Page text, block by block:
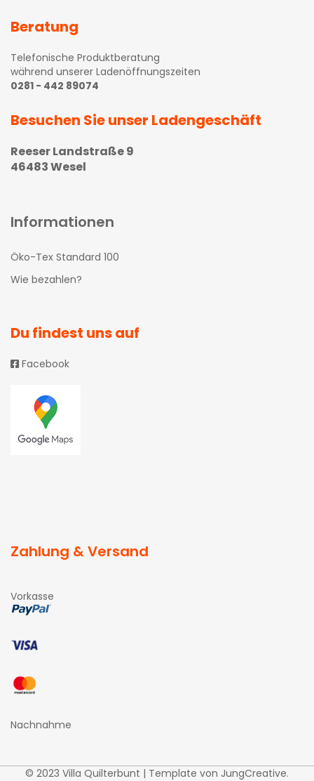
Beratung
Telefonische Produktberatung
während unserer Ladenöffnungszeiten
0281 - 442 89074
Besuchen Sie unser Ladengeschäft
Reeser Landstraße 9
46483 Wesel
Informationen
Öko-Tex Standard 100
Wie bezahlen?
Du findest uns auf
Facebook
Zahlung & Versand
Vorkasse
Nachnahme
© 2023 Villa Quilterbunt | Template von JungCreative.